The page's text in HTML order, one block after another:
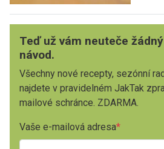
Teď už vám neuteče
návod.
Všechny nové recepty, sezónní
najdete v pravidelném JakTak
mailové schránce. ZDARMA.
Vaše e-mailová adresa